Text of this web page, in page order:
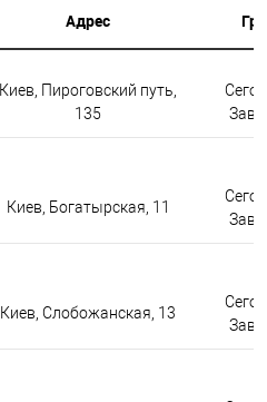
Адрес
Киев, Пироговский путь,
135
Киев, Богатырская, 11
Киев, Слобожанская, 13